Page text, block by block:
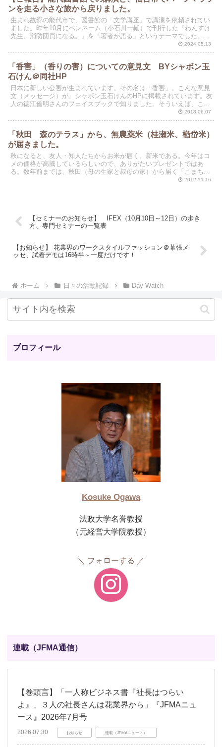
ンを走る小さな旅から戻りました。
生まれ故郷の能代市で、図書館の「文学講座」で講演を依頼されてい
ました。昨年10月にペンネーム（小石川一輔）で刊行した『わんすけ
先生、消防団員になる。』を「著者が語る」というテーマでした。講
2024.05.13
「香害」（香りの害）についての意見文 BYシャボン玉
石けん＠同社HP
日本に新しい公害が生まれています。その名は「香害」。こんな意見
文（メッセージ）が、シャボン玉石けんのHPに掲載されています。友
人の徳江倫明さんのフェイスブックで知りました。そういえば、この
頃、電車に乗ったり、町をふらふら歩いているときに、強... 2018.06.07
「秋田 森のテラス」から、無農薬米（桂瀬米、楢岱米）
が届きました。
秋になると、友人・知人たちからお米が届く。新米である。今年はコ
メの価格が高騰しているらしいので、ありがたいプレゼントではあ
る。数年前までは、秋田（母の生家と叔母の家）から届く「こまち」
だけだったが、いまや全国各地からお米がやってくる。これは...2012.11.16
【セミナーのお知らせ】 IFEX（10月10日～12日）の歩き
方、専門セミナーの一覧表
【お知らせ】 花業界のワークスタイルファッション＠幕張メ
ッセ、試着デモは16時半～一度だけです！
ホーム 日々の活動記録 Day Watch
プロフィール
Kosuke Ogawa
法政大学名誉教授
（元経営大学院教授）
フォローする
連載（JFMA通信）
【巻頭言】「一人称ビジネス書『社長はつらい
よ』、３人の社長さんは花業界から」『JFMAニュ
ース』2026年7月号
2026.07.30 お知らせ 連載（JFMAニュース）